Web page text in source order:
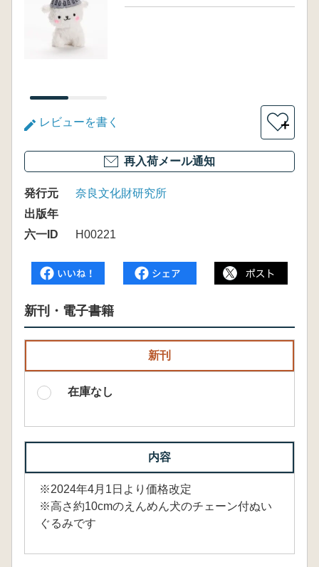
レビューを書く ＋
再入荷メール通知
発行元
奈良文化財研究所
出版年
六一ID
H00221
新刊・電子書籍
新刊
在庫なし
内容
※2024年4月1日より価格改定
※高さ約10cmのえんめん犬のチェーン付ぬい
ぐるみです